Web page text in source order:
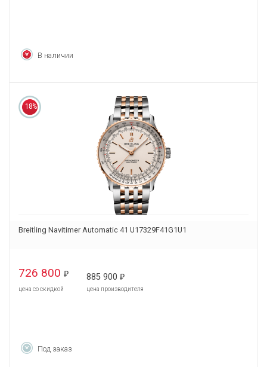
В наличии
18%
Breitling Navitimer Automatic 41 U17329F41G1U1
726 800 ₽
цена со скидкой
885 900 ₽
цена производителя
Под заказ